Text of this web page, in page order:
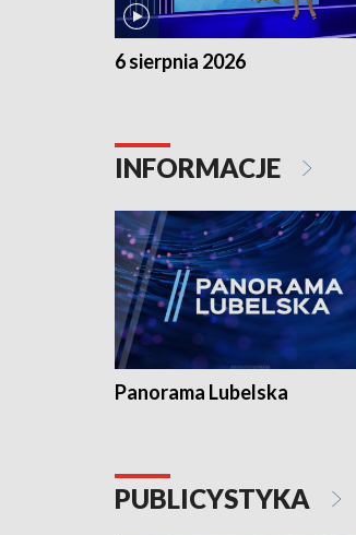
6 sierpnia 2026
INFORMACJE
Panorama Lubelska
PUBLICYSTYKA